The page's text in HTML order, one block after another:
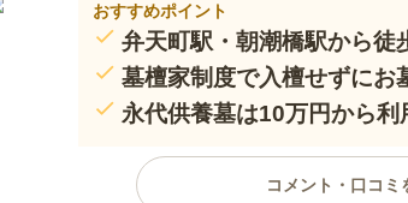
おすすめポイント
弁天町駅・朝潮橋駅から徒
墓檀家制度で入檀せずにお
永代供養墓は10万円から利
コメント・口コミ